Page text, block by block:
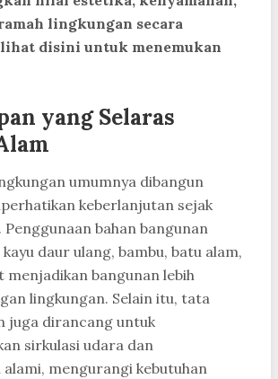
lingkungan secara
disini untuk menemukan
yang Selaras
umumnya dibangun
keberlanjutan sejak
Penggunaan bahan bangunan
daur ulang, bambu, batu alam,
menjadikan bangunan lebih
lingkungan. Selain itu, tata
juga dirancang untuk
sirkulasi udara dan
alami, mengurangi kebutuhan